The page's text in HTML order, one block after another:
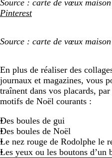
Source : carte de vœux
Pinterest
Source : carte de vœux
En plus de réaliser des
journaux et magazines, vous
traînent dans vos placards,
motifs de Noël courants :
Des boules de gui
Des boules de Noël
Le nez rouge de Rodolphe le
Les yeux ou les boutons d’un